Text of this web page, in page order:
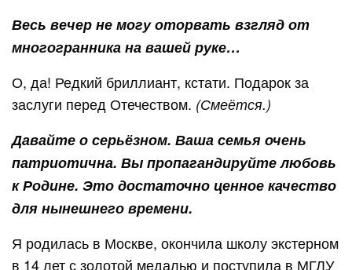
Весь вечер не могу оторвать взгляд от
многогранника на вашей руке…
О, да! Редкий бриллиант, кстати. Подарок за
заслуги перед Отечеством. (Смеётся.)
Давайте о серьёзном. Ваша семья очень
патриотична. Вы пропагандируйте любовь
к Родине. Это достаточно ценное качество
для нынешнего времени.
Я родилась в Москве, окончила школу экстерном
в 14 лет с золотой медалью и поступила в МГЛУ